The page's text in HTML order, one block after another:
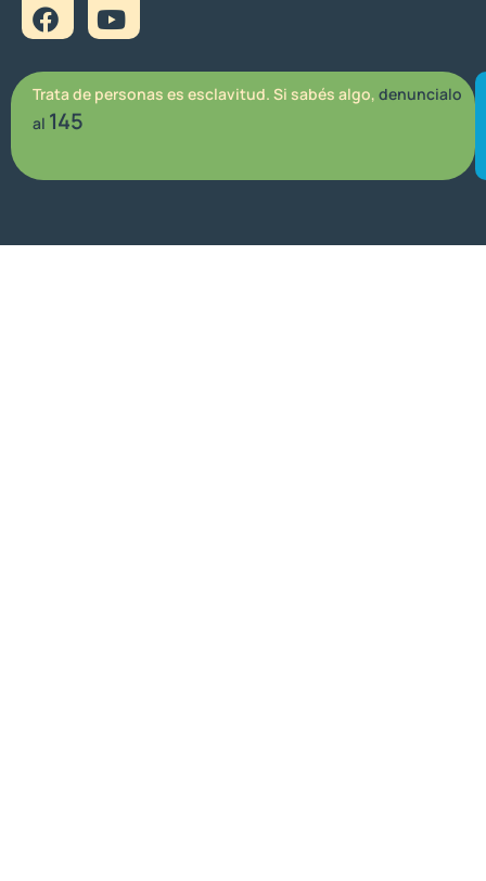
Trata de personas es esclavitud. Si sabés algo, denuncialo
al 145